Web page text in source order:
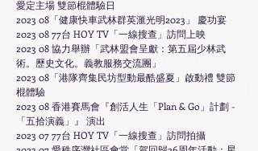
愛定主場 雙節棍體驗日
2023 08「健康快車武林群英滙光明2023」 慶功宴
2023 08 77台 HOY TV「一線搜查」訪問上映
2023 08 協力舉辦「武林盟會呈獻：第五屆少林武
術。歷史文化。義教服務交流團」
2023 08「港隊齊集民坊型動最酷盛夏」啟動禮 雙節
棍體驗
2023 08 香港賽馬會『創活人生「Plan & Go」計劃 -
「五拾演義」』 演出
2023 07 77台 HOY TV「一線搜查」訪問拍攝